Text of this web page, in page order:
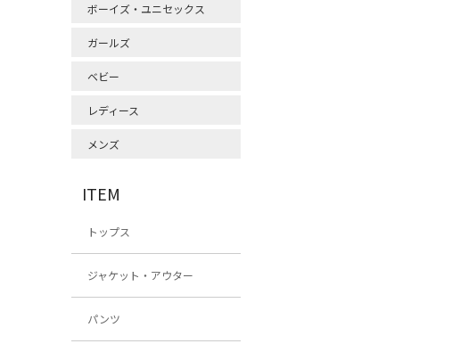
ボーイズ・ユニセックス
ガールズ
ベビー
レディース
メンズ
ITEM
トップス
ジャケット・アウター
パンツ